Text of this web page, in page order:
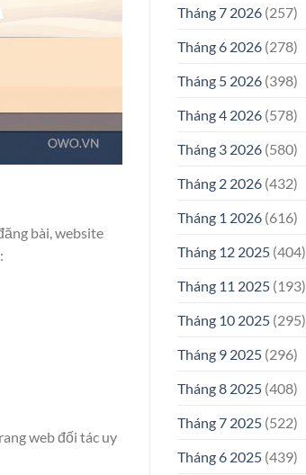
bài, website
web đối tác uy
Tháng 7 2026(257)
Tháng 6 2026(278)
Tháng 5 2026(398)
Tháng 4 2026(578)
Tháng 3 2026(580)
Tháng 2 2026(432)
Tháng 1 2026(616)
Tháng 12 2025(404)
Tháng 11 2025(193)
Tháng 10 2025(295)
Tháng 9 2025(296)
Tháng 8 2025(408)
Tháng 7 2025(522)
Tháng 6 2025(439)